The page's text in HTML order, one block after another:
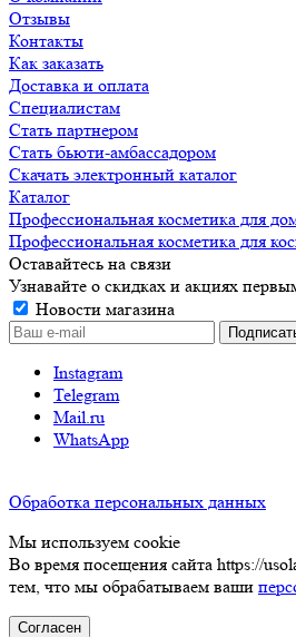
Отзывы
Контакты
Как заказать
Доставка и оплата
Специалистам
Стать партнером
Стать бьюти-амбассадором
Скачать электронный каталог
Каталог
Профессиональная косметика для
Профессиональная косметика для
Оставайтесь на связи
Узнавайте о скидках и акциях
Новости магазина
Instagram
Telegram
Mail.ru
WhatsApp
Обработка персональных данных
Мы используем cookie
Во время посещения сайта https://
тем, что мы обрабатываем ваши
Согласен